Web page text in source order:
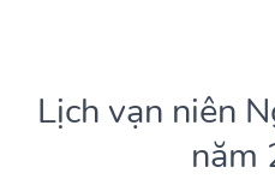
Lịch vạn niên
năm